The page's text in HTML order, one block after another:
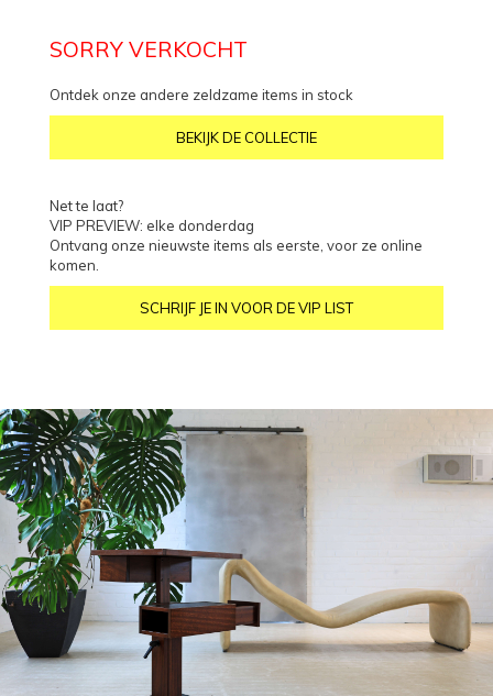
SORRY VERKOCHT
Ontdek onze andere zeldzame items in stock
BEKIJK DE COLLECTIE
Net te laat?
VIP PREVIEW: elke donderdag
Ontvang onze nieuwste items als eerste, voor ze online
komen.
SCHRIJF JE IN VOOR DE VIP LIST